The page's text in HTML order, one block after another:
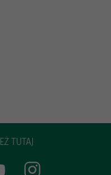
TUTAJ